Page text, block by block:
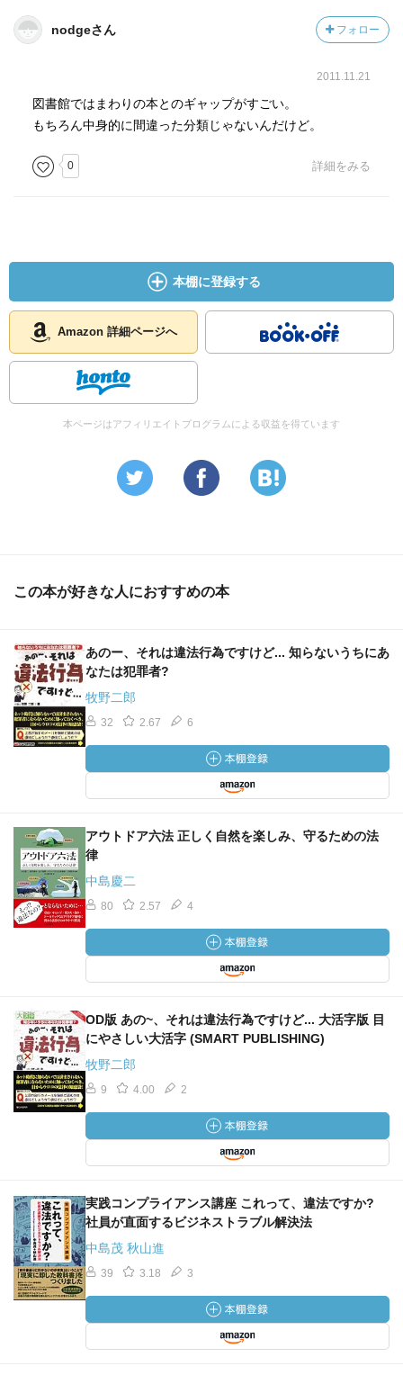
他にもたくさんの驚くような法律が載っている。旅行す
る際には、思わぬところで法律違反を犯してせっかくの楽
nodgeさん フォロー
2011.11.21
図書館ではまわりの本とのギャップがすごい。
もちろん中身的に間違った分類じゃないんだけど。
0 詳細をみる
本棚に登録する
Amazon 詳細ページへ
本ページはアフィリエイトプログラムによる収益を得ています
この本が好きな人におすすめの本
あのー、それは違法行為ですけど... 知らないうちにあ
なたは犯罪者?
牧野二郎
32 2.67 6
アウトドア六法 正しく自然を楽しみ、守るための法
律
中島慶二
80 2.57 4
OD版 あの~、それは違法行為ですけど... 大活字版 目
にやさしい大活字 (SMART PUBLISHING)
牧野二郎
9 4.00 2
実践コンプライアンス講座 これって、違法ですか?
社員が直面するビジネストラブル解決法
中島茂 秋山進
39 3.18 3